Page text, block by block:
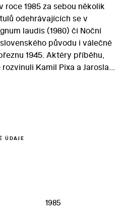
roce 1985 za sebou několik
odehrávajících se v
laudis (1980) či Noční
původu i válečné
1945. Aktéry příběhu,
Kamil Pixa a Jaroslav
se totiž rozhodli vězně
během které musejí
pojatý snímek se opírá
ÚDAJE
1985